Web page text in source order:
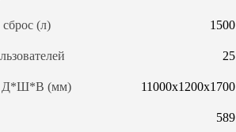
5800 л. 6200 л.
7400 л. 7600 л.
(л) 1500
25
Д*Ш*В (мм) 11000x1200x1700
589